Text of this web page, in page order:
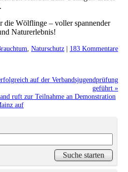
die Wölflinge – voller spannender
Naturerlebnis!
, Naturschutz | 183 Kommentare
auf der Verbandsjugendprüfung
geführt »
ruft zur Teilnahme an Demonstration
auf